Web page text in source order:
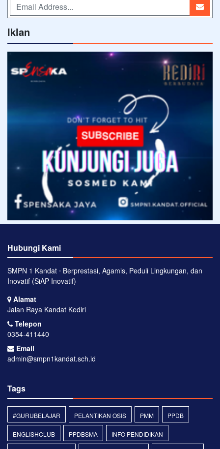
Iklan
Hubungi Kami
SMPN 1 Kandat ⋅ Berprestasi, Agamis, Peduli Lingkungan, dan
Inovatif (SiAP Inovatif)
Alamat
Jalan Raya Kandat Kediri
Telepon
0354-411440
Email
admin@smpn1kandat.sch.id
Tags
#GURUBELAJAR PELANTIKAN OSIS PMM PPDB
ENGLISHCLUB PPDBSMA INFO PENDIDIKAN